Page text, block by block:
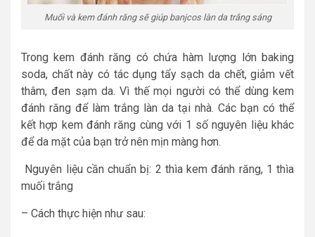
Muối và kem đánh răng sẽ giúp banjcos làn da trắng sáng
Trong kem đánh răng có chứa hàm lượng lớn baking
soda, chất này có tác dụng tẩy sạch da chết, giảm vết
thâm, đen sạm da. Vì thế mọi người có thể dùng kem
đánh răng để làm trắng làn da tại nhà. Các bạn có thể
kết hợp kem đánh răng cùng với 1 số nguyên liệu khác
để da mặt của bạn trở nên mịn màng hơn.
Nguyên liệu cần chuẩn bị: 2 thìa kem đánh răng, 1 thìa
muối trắng
– Cách thực hiện như sau: